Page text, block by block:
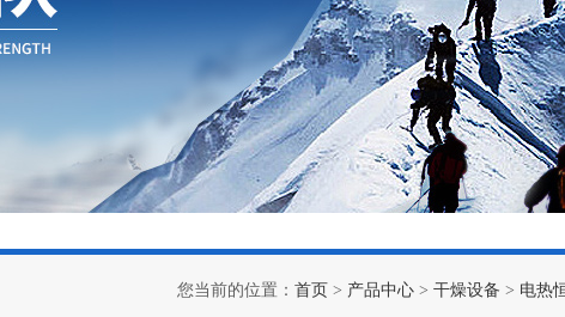
您当前的位置： 首页 > 产品中心 > 干燥设备 > 电热